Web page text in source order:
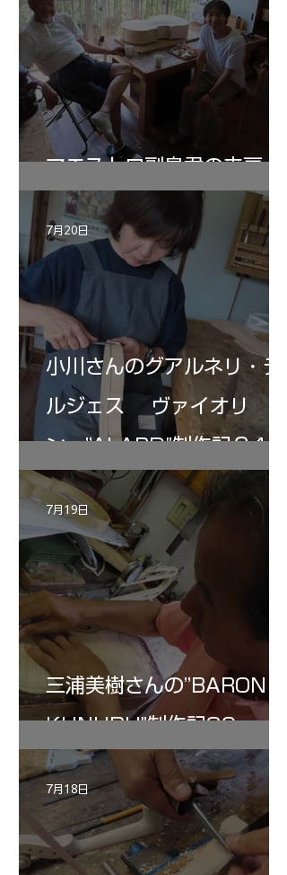
マエストロ副島君の来房
小川さんのグアルネリ・デ
ルジェス ヴァイオリ
ン ”ALARD"制作記３4
7月20日
三浦美樹さんの”BARON・
KUNUPU"制作記30
7月19日
7月18日